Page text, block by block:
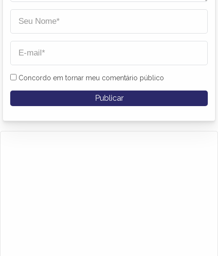
Concordo em tornar meu comentário público